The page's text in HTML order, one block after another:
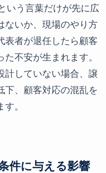
いう言葉だけが先に広
ないか、現場のやり方
表者が退任したら顧客
不安が生まれます。
計していない場合、譲
下、顧客対応の混乱を
。
件に与える影響